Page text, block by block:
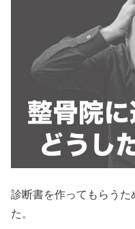
診断書を作ってもらう
た。